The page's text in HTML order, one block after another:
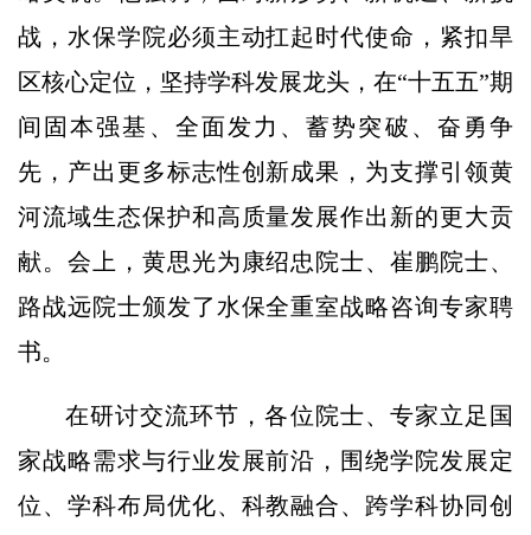
战，水保学院必须主动扛起时代使命，紧扣旱
区核心定位，坚持学科发展龙头，在“十五五”期
间固本强基、全面发力、蓄势突破、奋勇争
先，产出更多标志性创新成果，为支撑引领黄
河流域生态保护和高质量发展作出新的更大贡
献。会上，黄思光为康绍忠院士、崔鹏院士、
路战远院士颁发了水保全重室战略咨询专家聘
书。
在研讨交流环节，各位院士、专家立足国
家战略需求与行业发展前沿，围绕学院发展定
位、学科布局优化、科教融合、跨学科协同创